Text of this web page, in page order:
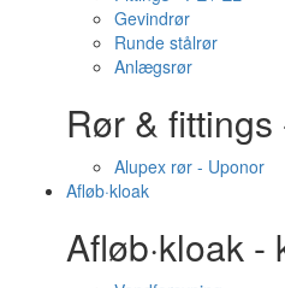
Gevindrør
Runde stålrør
Anlægsrør
Rør &
Alupex rør - Uponor
Afløb·kloak
Afløb·kloak -